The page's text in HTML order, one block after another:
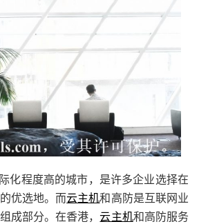
化程度高的城市，是许多企业选择在
优选地。而云主机和高防是互联网业
成部分。在香港，云主机和高防服务